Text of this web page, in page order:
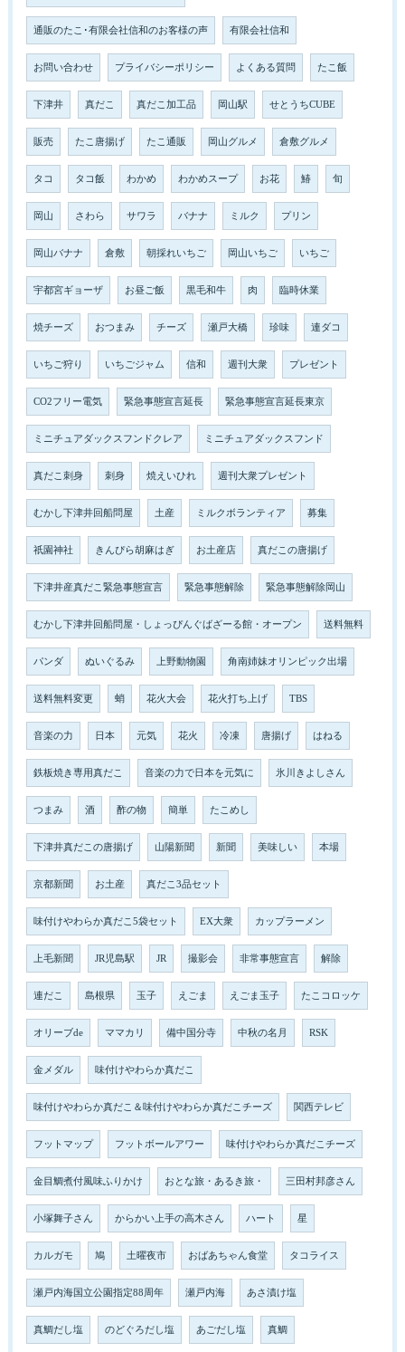
通販のたこ･有限会社信和のお客様の声 有限会社信和
お問い合わせ プライバシーポリシー よくある質問 たこ飯
下津井 真だこ 真だこ加工品 岡山駅 せとうちCUBE
販売 たこ唐揚げ たこ通販 岡山グルメ 倉敷グルメ
タコ タコ飯 わかめ わかめスープ お花 鰆 旬
岡山 さわら サワラ バナナ ミルク プリン
岡山バナナ 倉敷 朝採れいちご 岡山いちご いちご
宇都宮ギョーザ お昼ご飯 黒毛和牛 肉 臨時休業
焼チーズ おつまみ チーズ 瀬戸大橋 珍味 連ダコ
いちご狩り いちごジャム 信和 週刊大衆 プレゼント
CO2フリー電気 緊急事態宣言延長 緊急事態宣言延長東京
ミニチュアダックスフンドクレア ミニチュアダックスフンド
真だこ刺身 刺身 焼えいひれ 週刊大衆プレゼント
むかし下津井回船問屋 土産 ミルクボランティア 募集
祇園神社 きんぴら胡麻はぎ お土産店 真だこの唐揚げ
下津井産真だこ緊急事態宣言 緊急事態解除 緊急事態解除岡山
むかし下津井回船問屋・しょっぴんぐばざーる館・オープン 送料無料
パンダ ぬいぐるみ 上野動物園 角南姉妹オリンピック出場
送料無料変更 蛸 花火大会 花火打ち上げ TBS
音楽の力 日本 元気 花火 冷凍 唐揚げ はねる
鉄板焼き専用真だこ 音楽の力で日本を元気に 氷川きよしさん
つまみ 酒 酢の物 簡単 たこめし
下津井真だこの唐揚げ 山陽新聞 新聞 美味しい 本場
京都新聞 お土産 真だこ3品セット
味付けやわらか真だこ5袋セット EX大衆 カップラーメン
上毛新聞 JR児島駅 JR 撮影会 非常事態宣言 解除
連だこ 島根県 玉子 えごま えごま玉子 たこコロッケ
オリーブde ママカリ 備中国分寺 中秋の名月 RSK
金メダル 味付けやわらか真だこ
味付けやわらか真だこ＆味付けやわらか真だこチーズ 関西テレビ
フットマップ フットボールアワー 味付けやわらか真だこチーズ
金目鯛煮付風味ふりかけ おとな旅・あるき旅・ 三田村邦彦さん
小塚舞子さん からかい上手の高木さん ハート 星
カルガモ 鳩 土曜夜市 おばあちゃん食堂 タコライス
瀬戸内海国立公園指定88周年 瀬戸内海 あさ漬け塩
真鯛だし塩 のどぐろだし塩 あごだし塩 真鯛